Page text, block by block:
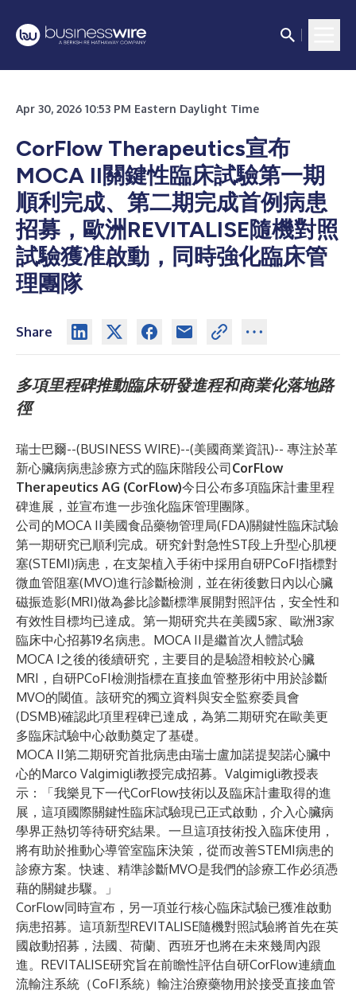
Apr 30, 2026 10:53 PM Eastern Daylight Time
CorFlow Therapeutics宣布
MOCA II關鍵性臨床試驗第一期
順利完成、第二期完成首例病患
招募，歐洲REVITALISE隨機對照
試驗獲准啟動，同時強化臨床管
理團隊
Share
多項里程碑推動臨床研發進程和商業化落地路
徑
瑞士巴爾--(BUSINESS WIRE)--(美國商業資訊)-- 專注於革
新心臟病病患診療方式的臨床階段公司CorFlow
Therapeutics AG (CorFlow)今日公布多項臨床計畫里程
碑進展，並宣布進一步強化臨床管理團隊。
公司的MOCA II美國食品藥物管理局(FDA)關鍵性臨床試驗
第一期研究已順利完成。研究針對急性ST段上升型心肌梗
塞(STEMI)病患，在支架植入手術中採用自研PCoFI指標對
微血管阻塞(MVO)進行診斷檢測，並在術後數日內以心臟
磁振造影(MRI)做為參比診斷標準展開對照評估，安全性和
有效性目標均已達成。第一期研究共在美國5家、歐洲3家
臨床中心招募19名病患。MOCA II是繼首次人體試驗
MOCA I之後的後續研究，主要目的是驗證相較於心臟
MRI，自研PCoFI檢測指標在直接血管整形術中用於診斷
MVO的閾值。該研究的獨立資料與安全監察委員會
(DSMB)確認此項里程碑已達成，為第二期研究在歐美更
多臨床試驗中心啟動奠定了基礎。
MOCA II第二期研究首批病患由瑞士盧加諾提契諾心臟中
心的Marco Valgimigli教授完成招募。Valgimigli教授表
示：「我樂見下一代CorFlow技術以及臨床計畫取得的進
展，這項國際關鍵性臨床試驗現已正式啟動，介入心臟病
學界正熱切等待研究結果。一旦這項技術投入臨床使用，
將有助於推動心導管室臨床決策，從而改善STEMI病患的
診療方案。快速、精準診斷MVO是我們的診療工作必須憑
藉的關鍵步驟。」
CorFlow同時宣布，另一項並行核心臨床試驗已獲准啟動
病患招募。這項新型REVITALISE隨機對照試驗將首先在英
國啟動招募，法國、荷蘭、西班牙也將在未來幾周內跟
進。REVITALISE研究旨在前瞻性評估自研CorFlow連續血
流輸注系統（CoFI系統）輸注治療藥物用於接受直接血管